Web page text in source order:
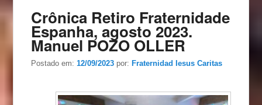
Crônica Retiro Fraternidade
Espanha, agosto 2023.
Manuel POZO OLLER
Postado em:12/09/2023 por:Fraternidad Iesus Caritas